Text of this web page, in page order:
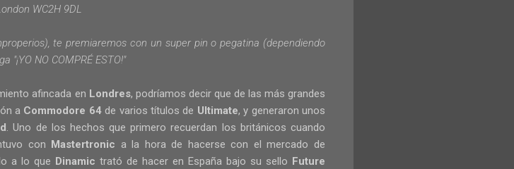
WC2H 9DL
tepremiaremos con un super pin o pegatina (dependiendo
"¡YO NO COMPRÉ ESTO!"
afincada en Londres, podríamos decir que de las más grandes
a Commodore 64de varios títulos de Ultimate, y generaron unos
. Uno de los hechos que primero recuerdan los británicos cuando
con Mastertronic a la hora de hacerse con el mercado de
a lo que Dinamic trató de hacer en España bajo su sello Future